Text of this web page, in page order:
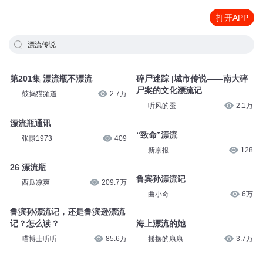
打开APP
漂流传说
第201集 漂流瓶不漂流
鼓捣猫频道 2.7万
漂流瓶通讯
张憬1973 409
26 漂流瓶
西瓜凉爽 209.7万
鲁滨孙漂流记，还是鲁滨逊漂流
记？怎么读？
喵博士听听 85.6万
碎尸迷踪 |城市传说——南大碎
尸案的文化漂流记
听风的蚕 2.1万
“致命”漂流
新京报 128
鲁宾孙漂流记
曲小奇 6万
海上漂流的她
摇摆的康康 3.7万